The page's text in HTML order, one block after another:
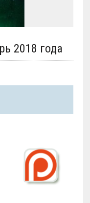
2018 года